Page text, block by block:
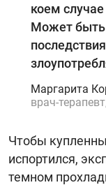
коем
Может быть
Маргарита
врач-
Чтобы
испортился,
темном